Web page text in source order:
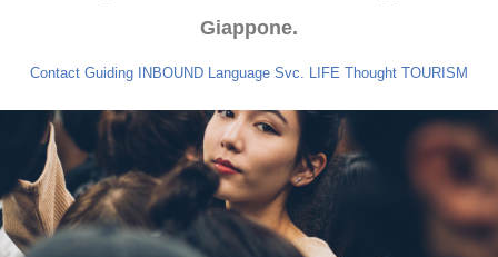
Giappone.
Contact Guiding INBOUND Language Svc. LIFE Thought TOURISM